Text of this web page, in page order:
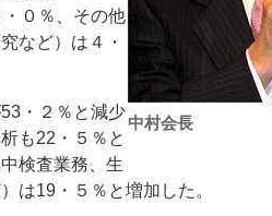
中村会長
０％、その他
など）は４・
・２％と減少
も22・５％と
検査業務、生
は19・５％と増加した。